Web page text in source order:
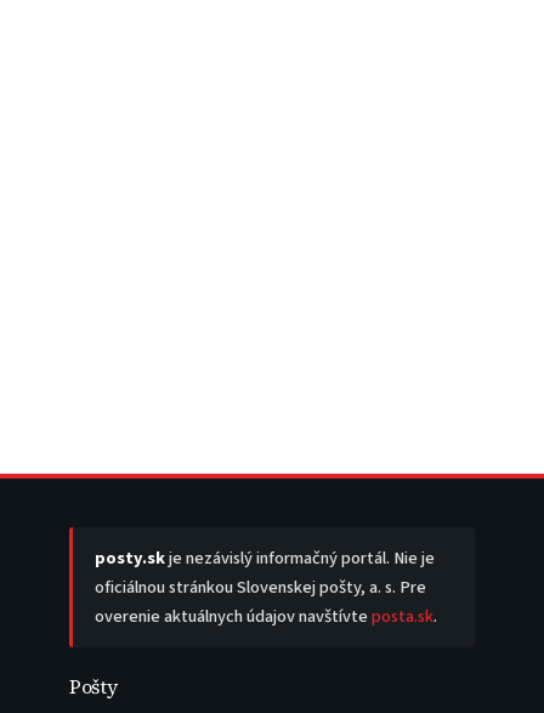
posty.skje nezávislý informačný portál. Nie je
oficiálnou stránkou Slovenskej pošty, a. s. Pre
overenie aktuálnych údajov navštívteposta.sk.
Pošty